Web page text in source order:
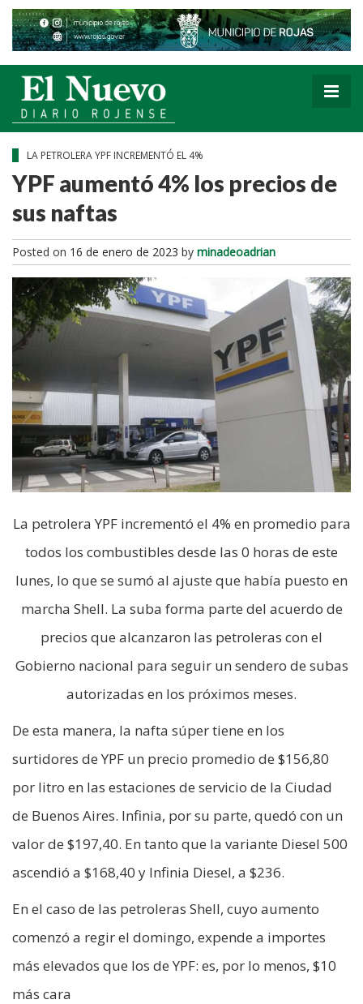
LA PETROLERA YPF INCREMENTÓ EL 4%
YPF aumentó 4% los precios de
sus naftas
Posted on 16 de enero de 2023 by minadeoadrian
La petrolera YPF incrementó el 4% en promedio para
todos los combustibles desde las 0 horas de este
lunes, lo que se sumó al ajuste que había puesto en
marcha Shell. La suba forma parte del acuerdo de
precios que alcanzaron las petroleras con el
Gobierno nacional para seguir un sendero de subas
autorizadas en los próximos meses.
De esta manera, la nafta súper tiene en los
surtidores de YPF un precio promedio de $156,80
por litro en las estaciones de servicio de la Ciudad
de Buenos Aires. Infinia, por su parte, quedó con un
valor de $197,40. En tanto que la variante Diesel 500
ascendió a $168,40 y Infinia Diesel, a $236.
En el caso de las petroleras Shell, cuyo aumento
comenzó a regir el domingo, expende a importes
más elevados que los de YPF: es, por lo menos, $10
más cara